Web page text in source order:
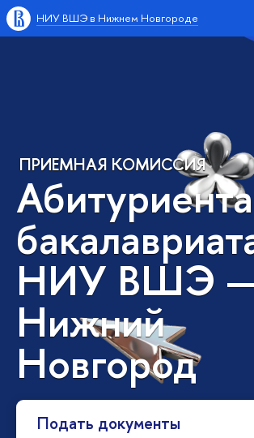
НИУ ВШЭ в Нижнем Новгороде
ПРИЕМНАЯ КОМИССИЯ
НИУ ВШЭ
Нижний
Новгород
Подать документы